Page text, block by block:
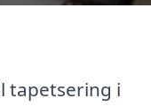
tapetsering i